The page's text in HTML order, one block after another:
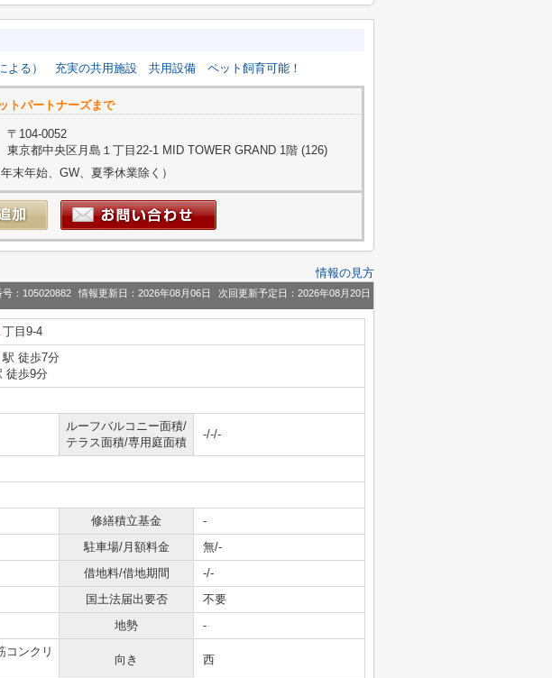
る） 充実の共用施設 共用設備 ペット飼育可能！
トパートナーズまで
〒104-0052
東京都中央区月島１丁目22-1 MID TOWER GRAND 1階 (126)
年始、GW、夏季休業除く）
情報の見方
号：105020882 情報更新日：2026年08月06日 次回更新予定日：2026年08月20日
丁目9-4
駅 徒歩7分
徒歩9分
ルーフバルコニー面積/
テラス面積/専用庭面積
-/-/-
修繕積立基金
-
駐車場/月額料金
無/-
借地料/借地期間
-/-
国土法届出要否
不要
地勢 -
コンクリ
向き 西